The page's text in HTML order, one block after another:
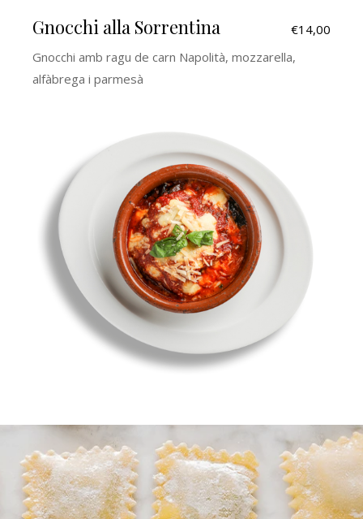
Gnocchi alla Sorrentina
€14,00
Gnocchi amb ragu de carn Napolità, mozzarella,
alfàbrega i parmesà